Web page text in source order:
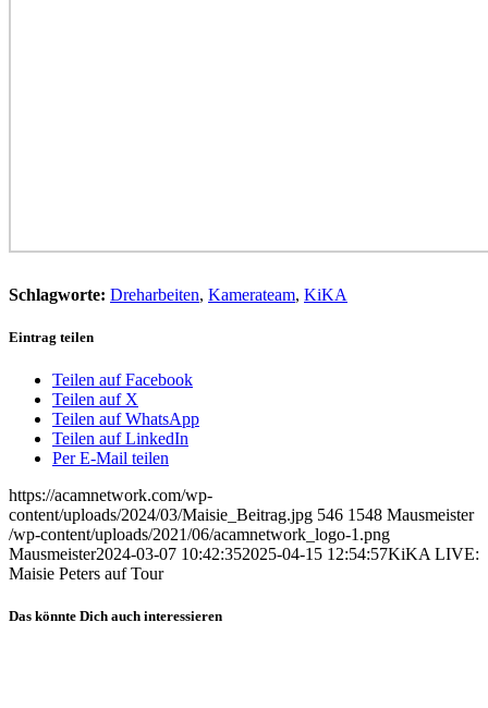
Schlagworte: Dreharbeiten, Kamerateam, KiKA
Eintrag teilen
Teilen auf Facebook
Teilen auf X
Teilen auf WhatsApp
Teilen auf LinkedIn
Per E-Mail teilen
https://acamnetwork.com/wp-
content/uploads/2024/03/Maisie_Beitrag.jpg 546 1548 Mausmeister
/wp-content/uploads/2021/06/acamnetwork_logo-1.png
Mausmeister2024-03-07 10:42:352025-04-15 12:54:57KiKA LIVE:
Maisie Peters auf Tour
Das könnte Dich auch interessieren